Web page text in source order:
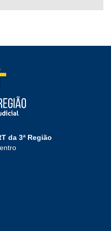
Mai
Dez
da 3ª Região